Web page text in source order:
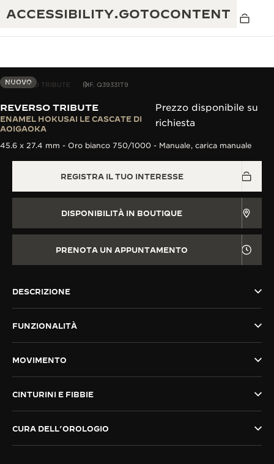
ACCESSIBILITY.GOTOCONTENT
GARANZIA DEI SEGNATEMPO
THE GOLDEN RATIO MUSICAL SHOW
IL REVERSO 1931 CAFÉ
MOSTRA “THE PERPETUAL
TIMEKEEPER”
REVERSO STORIES
THE SOUND MAKER
THE PRECISION PIONEER
ECCELLENZA: OLTRE 190 ANNI DI TRADIZIONE
CREATIVITÀ: OLTRE 430 BREVETTI
INGEGNO: OLTRE 1.400 CALIBRI
REVERSO TRIBUTE RIF. Q39331T9
NUOVO
REVERSO TRIBUTE
ENAMEL HOKUSAI LE CASCATE DI
AOIGAOKA
Prezzo disponibile su
richiesta
45.6 x 27.4 mm - Oro bianco 750/1000 - Manuale, carica manuale
REGISTRA IL TUO INTERESSE
DISPONIBILITÀ IN BOUTIQUE
PRENOTA UN APPUNTAMENTO
DESCRIZIONE
FUNZIONALITÀ
MOVIMENTO
CINTURINI E FIBBIE
CURA DELL’OROLOGIO